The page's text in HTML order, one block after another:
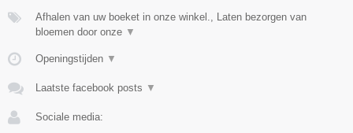
Afhalen van uw boeket in onze winkel., Laten bezorgen van
bloemen door onze ▼
Openingstijden ▼
Laatste facebook posts ▼
Sociale media: